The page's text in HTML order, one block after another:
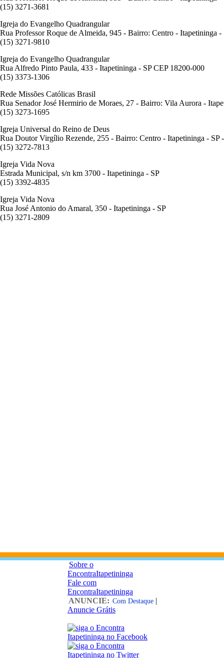
(15) 3271-3681
Igreja do Evangelho Quadrangular
Rua Professor Roque de Almeida, 945 - Bairro: Centro - Itapetininga
(15) 3271-9810
Igreja do Evangelho Quadrangular
Rua Alfredo Pinto Paula, 433 - Itapetininga - SP CEP 18200-000
(15) 3373-1306
Rede Missões Católicas Brasil
Rua Senador José Hermirio de Moraes, 27 - Bairro: Vila Aurora -
(15) 3273-1695
Igreja Universal do Reino de Deus
Rua Doutor Virgílio Rezende, 255 - Bairro: Centro - Itapetininga - SP
(15) 3272-7813
Igreja Vida Nova
Estrada Municipal, s/n km 3700 - Itapetininga - SP
(15) 3392-4835
Igreja Vida Nova
Rua José Antonio do Amaral, 350 - Itapetininga - SP
(15) 3271-2809
Sobre o
EncontraItapetininga
Fale com
EncontraItapetininga
ANUNCIE: Com Destaque |
Anuncie Grátis